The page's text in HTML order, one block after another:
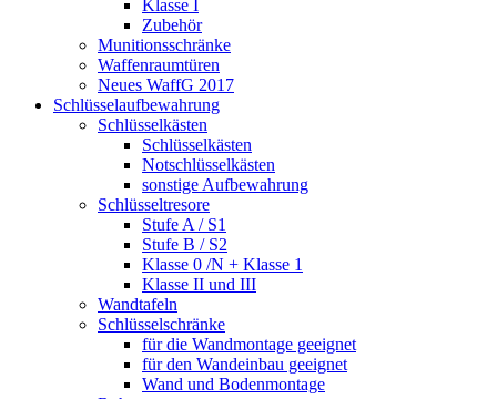
Klasse I
Zubehör
Munitionsschränke
Waffenraumtüren
Neues WaffG 2017
Schlüsselaufbewahrung
Schlüsselkästen
Schlüsselkästen
Notschlüsselkästen
sonstige Aufbewahrung
Schlüsseltresore
Stufe A / S1
Stufe B / S2
Klasse 0 /N + Klasse 1
Klasse II und III
Wandtafeln
Schlüsselschränke
für die Wandmontage geeignet
für den Wandeinbau geeignet
Wand und Bodenmontage